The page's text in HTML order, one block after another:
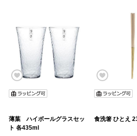
薄葉 ハイボールグラスセッ
ト 各435ml
食洗箸 ひとえ